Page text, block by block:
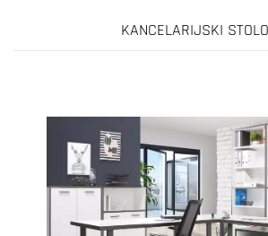
KANCELARIJSKI